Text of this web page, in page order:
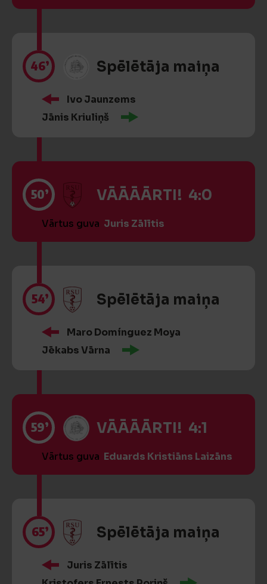
46’ Spēlētāja maiņa
Ivo Jaunzems
Jānis Kriuliņš
50’ VĀĀĀĀRTI! 4:0
Vārtus guva Juris Zālītis
54’ Spēlētāja maiņa
Maro Domínguez Moya
Jēkabs Vārna
59’ VĀĀĀĀRTI! 4:1
Vārtus guva Eduards Kristiāns Laizāns
65’ Spēlētāja maiņa
Juris Zālītis